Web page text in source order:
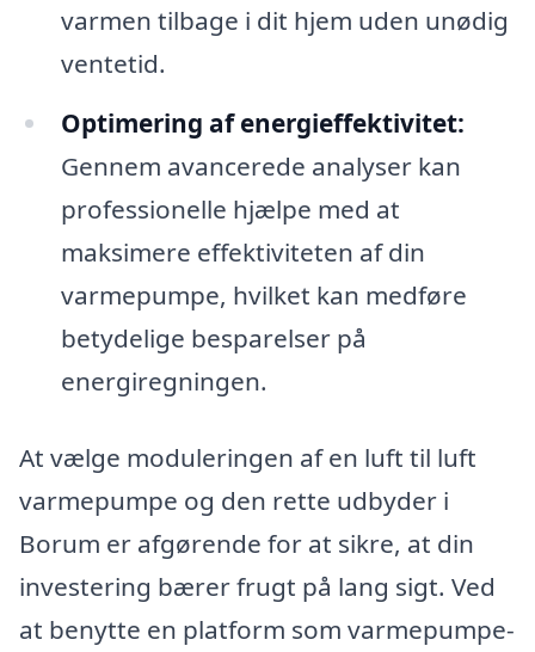
varmen tilbage i dit hjem uden unødig
ventetid.
Optimering af energieffektivitet:
Gennem avancerede analyser kan
professionelle hjælpe med at
maksimere effektiviteten af din
varmepumpe, hvilket kan medføre
betydelige besparelser på
energiregningen.
At vælge moduleringen af en luft til luft
varmepumpe og den rette udbyder i
Borum er afgørende for at sikre, at din
investering bærer frugt på lang sigt. Ved
at benytte en platform som varmepumpe-